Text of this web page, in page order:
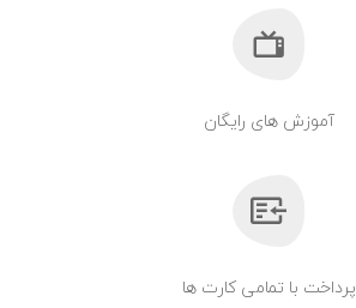
آموزش های رایگان
پرداخت با تمامی کارت ها